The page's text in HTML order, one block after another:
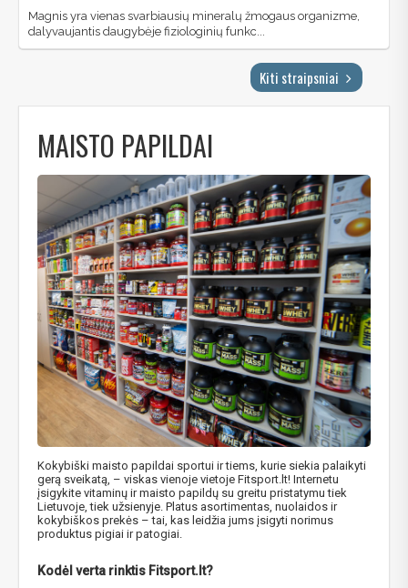
Magnis yra vienas svarbiausių mineralų žmogaus organizme,
dalyvaujantis daugybėje fiziologinių funkc...
Kiti straipsniai
MAISTO PAPILDAI
Kokybiški maisto papildai sportui ir tiems, kurie siekia palaikyti
gerą sveikatą, – viskas vienoje vietoje Fitsport.lt! Internetu
įsigykite vitaminų ir maisto papildų su greitu pristatymu tiek
Lietuvoje, tiek užsienyje. Platus asortimentas, nuolaidos ir
kokybiškos prekės – tai, kas leidžia jums įsigyti norimus
produktus pigiai ir patogiai.
Kodėl verta rinktis Fitsport.lt?